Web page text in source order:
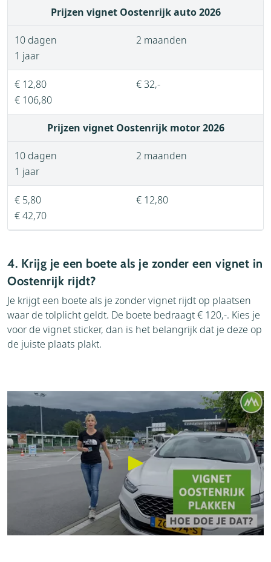
Prijzen vignet Oostenrijk auto 2026
10 dagen
2 maanden
1 jaar
€ 12,80
€ 32,-
€ 106,80
Prijzen vignet Oostenrijk motor 2026
10 dagen
2 maanden
1 jaar
€ 5,80
€ 12,80
€ 42,70
4. Krijg je een boete als je zonder een vignet in
Oostenrijk rijdt?
Je krijgt een boete als je zonder vignet rijdt op plaatsen
waar de tolplicht geldt. De boete bedraagt € 120,-. Kies je
voor de vignet sticker, dan is het belangrijk dat je deze op
de juiste plaats plakt.